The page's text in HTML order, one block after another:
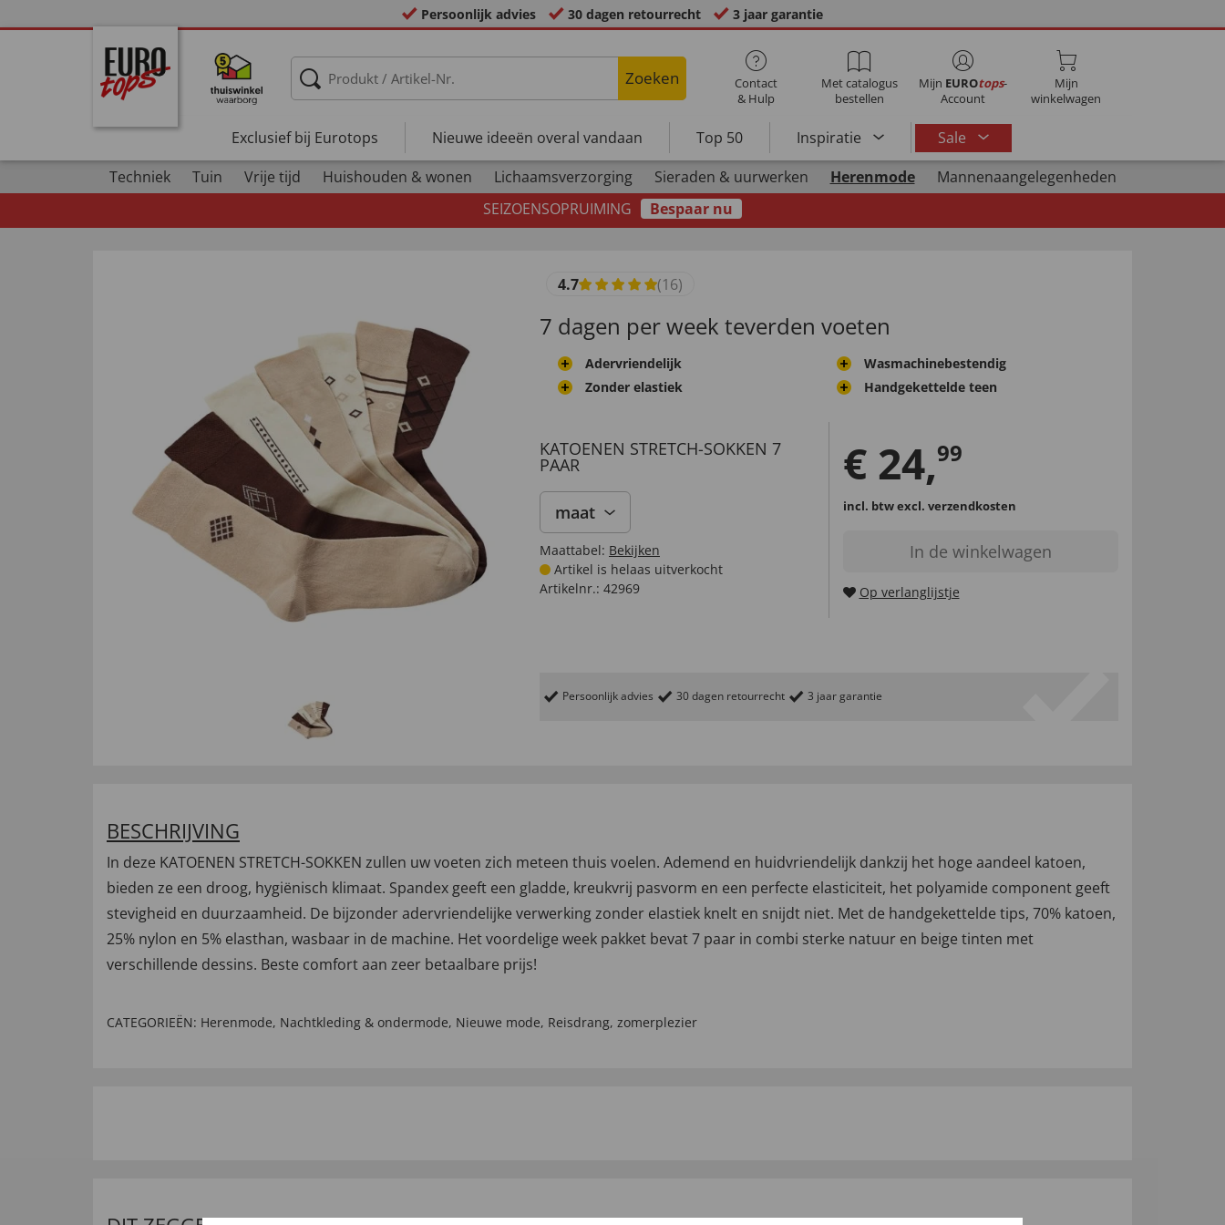
Persoonlijk advies 30 dagen retourrecht 3 jaar garantie
Zoeken
Contact
& Hulp
Met catalogus
bestellen
Mijn EUROtops-
Account
Mijn
winkelwagen
Exclusief bij Eurotops Nieuwe ideeën overal vandaan Top 50 Inspiratie
Sale
Techniek
Tuin Vrije tijd Huishouden & wonen Lichaamsverzorging Sieraden & uurwerken Herenmode
Mannenaangelegenheden
SEIZOENSOPRUIMING
Bespaar nu
4.7 (16)
7 dagen per week teverden voeten
Adervriendelijk
Zonder elastiek
Wasmachinebestendig
Handgekettelde teen
KATOENEN STRETCH-SOKKEN 7
PAAR
maat
Maattabel: Bekijken
Artikel is helaas uitverkocht
Artikelnr.: 42969
€ 24,99
incl. btwexcl. verzendkosten
In de winkelwagen
Op verlanglijstje
Persoonlijk advies 30 dagen retourrecht 3 jaar garantie
BESCHRIJVING
In deze KATOENEN STRETCH-SOKKEN zullen uw voeten zich meteen thuis voelen. Ademend en huidvriendelijk dankzij het hoge aandeel katoen,
bieden ze een droog, hygiënisch klimaat. Spandex geeft een gladde, kreukvrij pasvorm en een perfecte elasticiteit, het polyamide component geeft
stevigheid en duurzaamheid. De bijzonder adervriendelijke verwerking zonder elastiek knelt en snijdt niet. Met de handgekettelde tips, 70% katoen,
25% nylon en 5% elasthan, wasbaar in de machine. Het voordelige week pakket bevat 7 paar in combi sterke natuur en beige tinten met
verschillende dessins. Beste comfort aan zeer betaalbare prijs!
CATEGORIEËN: Herenmode, Nachtkleding & ondermode, Nieuwe mode, Reisdrang, zomerplezier